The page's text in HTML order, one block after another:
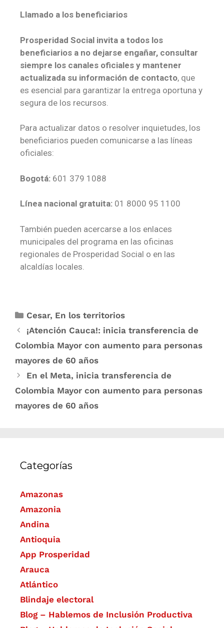
Llamado a los beneficiarios
Prosperidad Social invita a todos los
beneficiarios a no dejarse engañar, consultar
siempre los canales oficiales y mantener
actualizada su información de contacto, que
es esencial para garantizar la entrega oportuna y
segura de los recursos.
Para actualizar datos o resolver inquietudes, los
beneficiarios pueden comunicarse a las líneas
oficiales:
Bogotá: 601 379 1088
Línea nacional gratuita: 01 8000 95 1100
También pueden acercarse a los enlaces
municipales del programa en las oficinas
regionales de Prosperidad Social o en las
alcaldías locales.
Cesar, En los territorios
¡Atención Cauca!: inicia transferencia de
Colombia Mayor con aumento para personas
mayores de 60 años
En el Meta, inicia transferencia de
Colombia Mayor con aumento para personas
mayores de 60 años
Categorías
Amazonas
Amazonia
Andina
Antioquia
App Prosperidad
Arauca
Atlántico
Blindaje electoral
Blog – Hablemos de Inclusión Productiva